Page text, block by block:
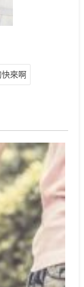
來啊